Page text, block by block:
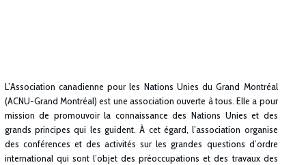
L’Association canadienne pour les Nations Unies du Grand Montréal
(ACNU-Grand Montréal) est une association ouverte à tous. Elle a pour
mission de promouvoir la connaissance des Nations Unies et des
grands principes qui les guident. À cet égard, l’association organise
des conférences et des activités sur les grandes questions d’ordre
international qui sont l’objet des préoccupations et des travaux des